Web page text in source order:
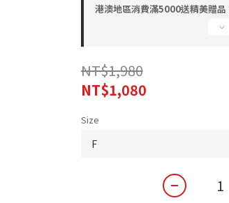
港澳地區消費滿5000送精美贈
NT$1,980
NT$1,080
Size